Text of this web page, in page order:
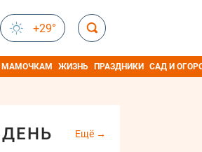
+29°
МАМОЧКАМ ЖИЗНЬ ПРАЗДНИКИ САД И
Ещё